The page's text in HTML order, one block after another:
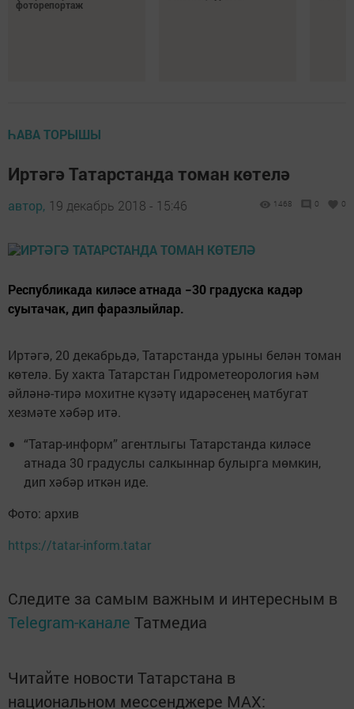
фоторепортаж
ҺАВА ТОРЫШЫ
Иртәгә Татарстанда томан көтелә
автор, 19 декабрь 2018 - 15:46 1468 0 0
Республикада киләсе атнада −30 градуска кадәр
суытачак, дип фаразлыйлар.
Иртәгә, 20 декабрьдә, Татарстанда урыны белән томан
көтелә. Бу хакта Татарстан Гидрометеорология һәм
әйләнә-тирә мохитне күзәтү идарәсенең матбугат
хезмәте хәбәр итә.
“Татар-информ” агентлыгы Татарстанда киләсе
атнада 30 градуслы салкыннар булырга мөмкин,
дип хәбәр иткән иде.
Фото: архив
https://tatar-inform.tatar
Следите за самым важным и интересным в
Telegram-канале Татмедиа
Читайте новости Татарстана в
национальном мессенджере MАХ: